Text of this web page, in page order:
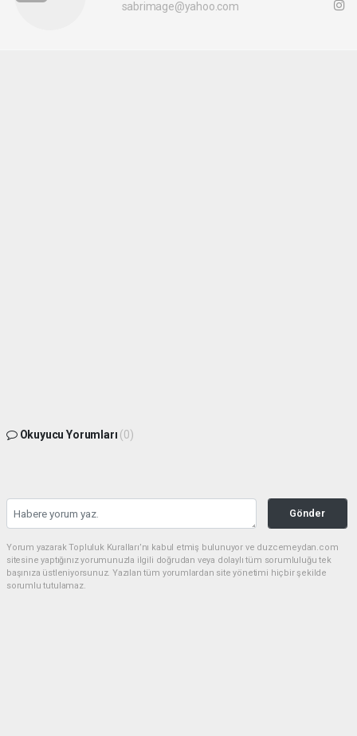
sabrimage@yahoo.com
Okuyucu Yorumları (0)
Gönder
Yorum yazarak Topluluk Kuralları’nı kabul etmiş bulunuyor ve duzcemeydan.com
sitesine yaptığınız yorumunuzla ilgili doğrudan veya dolaylı tüm sorumluluğu tek
başınıza üstleniyorsunuz. Yazılan tüm yorumlardan site yönetimi hiçbir şekilde
sorumlu tutulamaz.